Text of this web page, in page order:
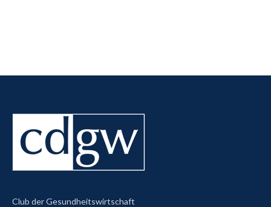
Club der Gesundheitswirtschaft